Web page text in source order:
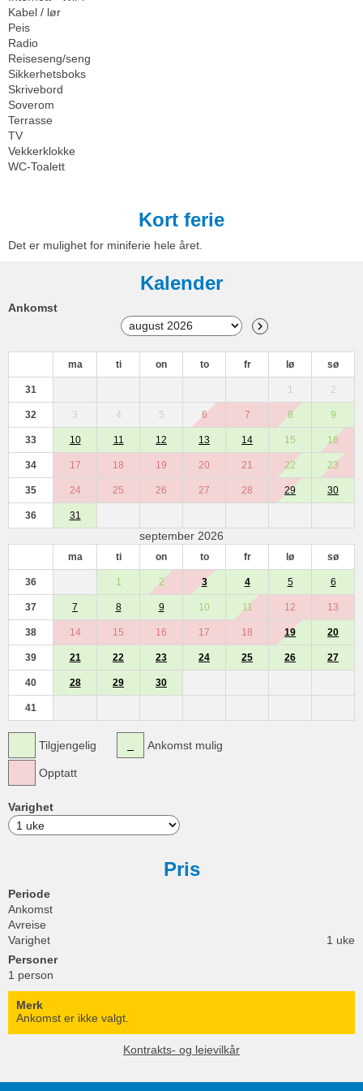
Kabel / lør
Peis
Radio
Reiseseng/seng
Sikkerhetsboks
Skrivebord
Soverom
Terrasse
TV
Vekkerklokke
WC-Toalett
Kort ferie
Det er mulighet for miniferie hele året.
Kalender
Ankomst
ma ti on to fr lø sø
31 1 2
32 3 4 5 6 7 8 9
33 10 11 12 13 14 15 16
34 17 18 19 20 21 22 23
35 24 25 26 27 28 29 30
36 31
september 2026
ma ti on to fr lø sø
36 1 2 3 4 5 6
37 7 8 9 10 11 12 13
38 14 15 16 17 18 19 20
39 21 22 23 24 25 26 27
40 28 29 30
41
Tilgjengelig
Opptatt
Ankomst mulig
Varighet
Pris
Periode
Ankomst
Avreise
Varighet
1 uke
Personer
1 person
Merk
Ankomst er ikke valgt.
Kontrakts- og leievilkår